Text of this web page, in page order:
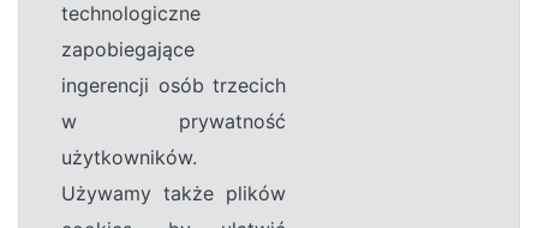
technologiczne
zapobiegające
ingerencji osób trzecich
w prywatność
użytkowników.
Używamy także plików